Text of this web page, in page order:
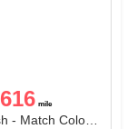
616
Sort Dash - Match Color Puzzle（チャレンジ11完了）（Android）